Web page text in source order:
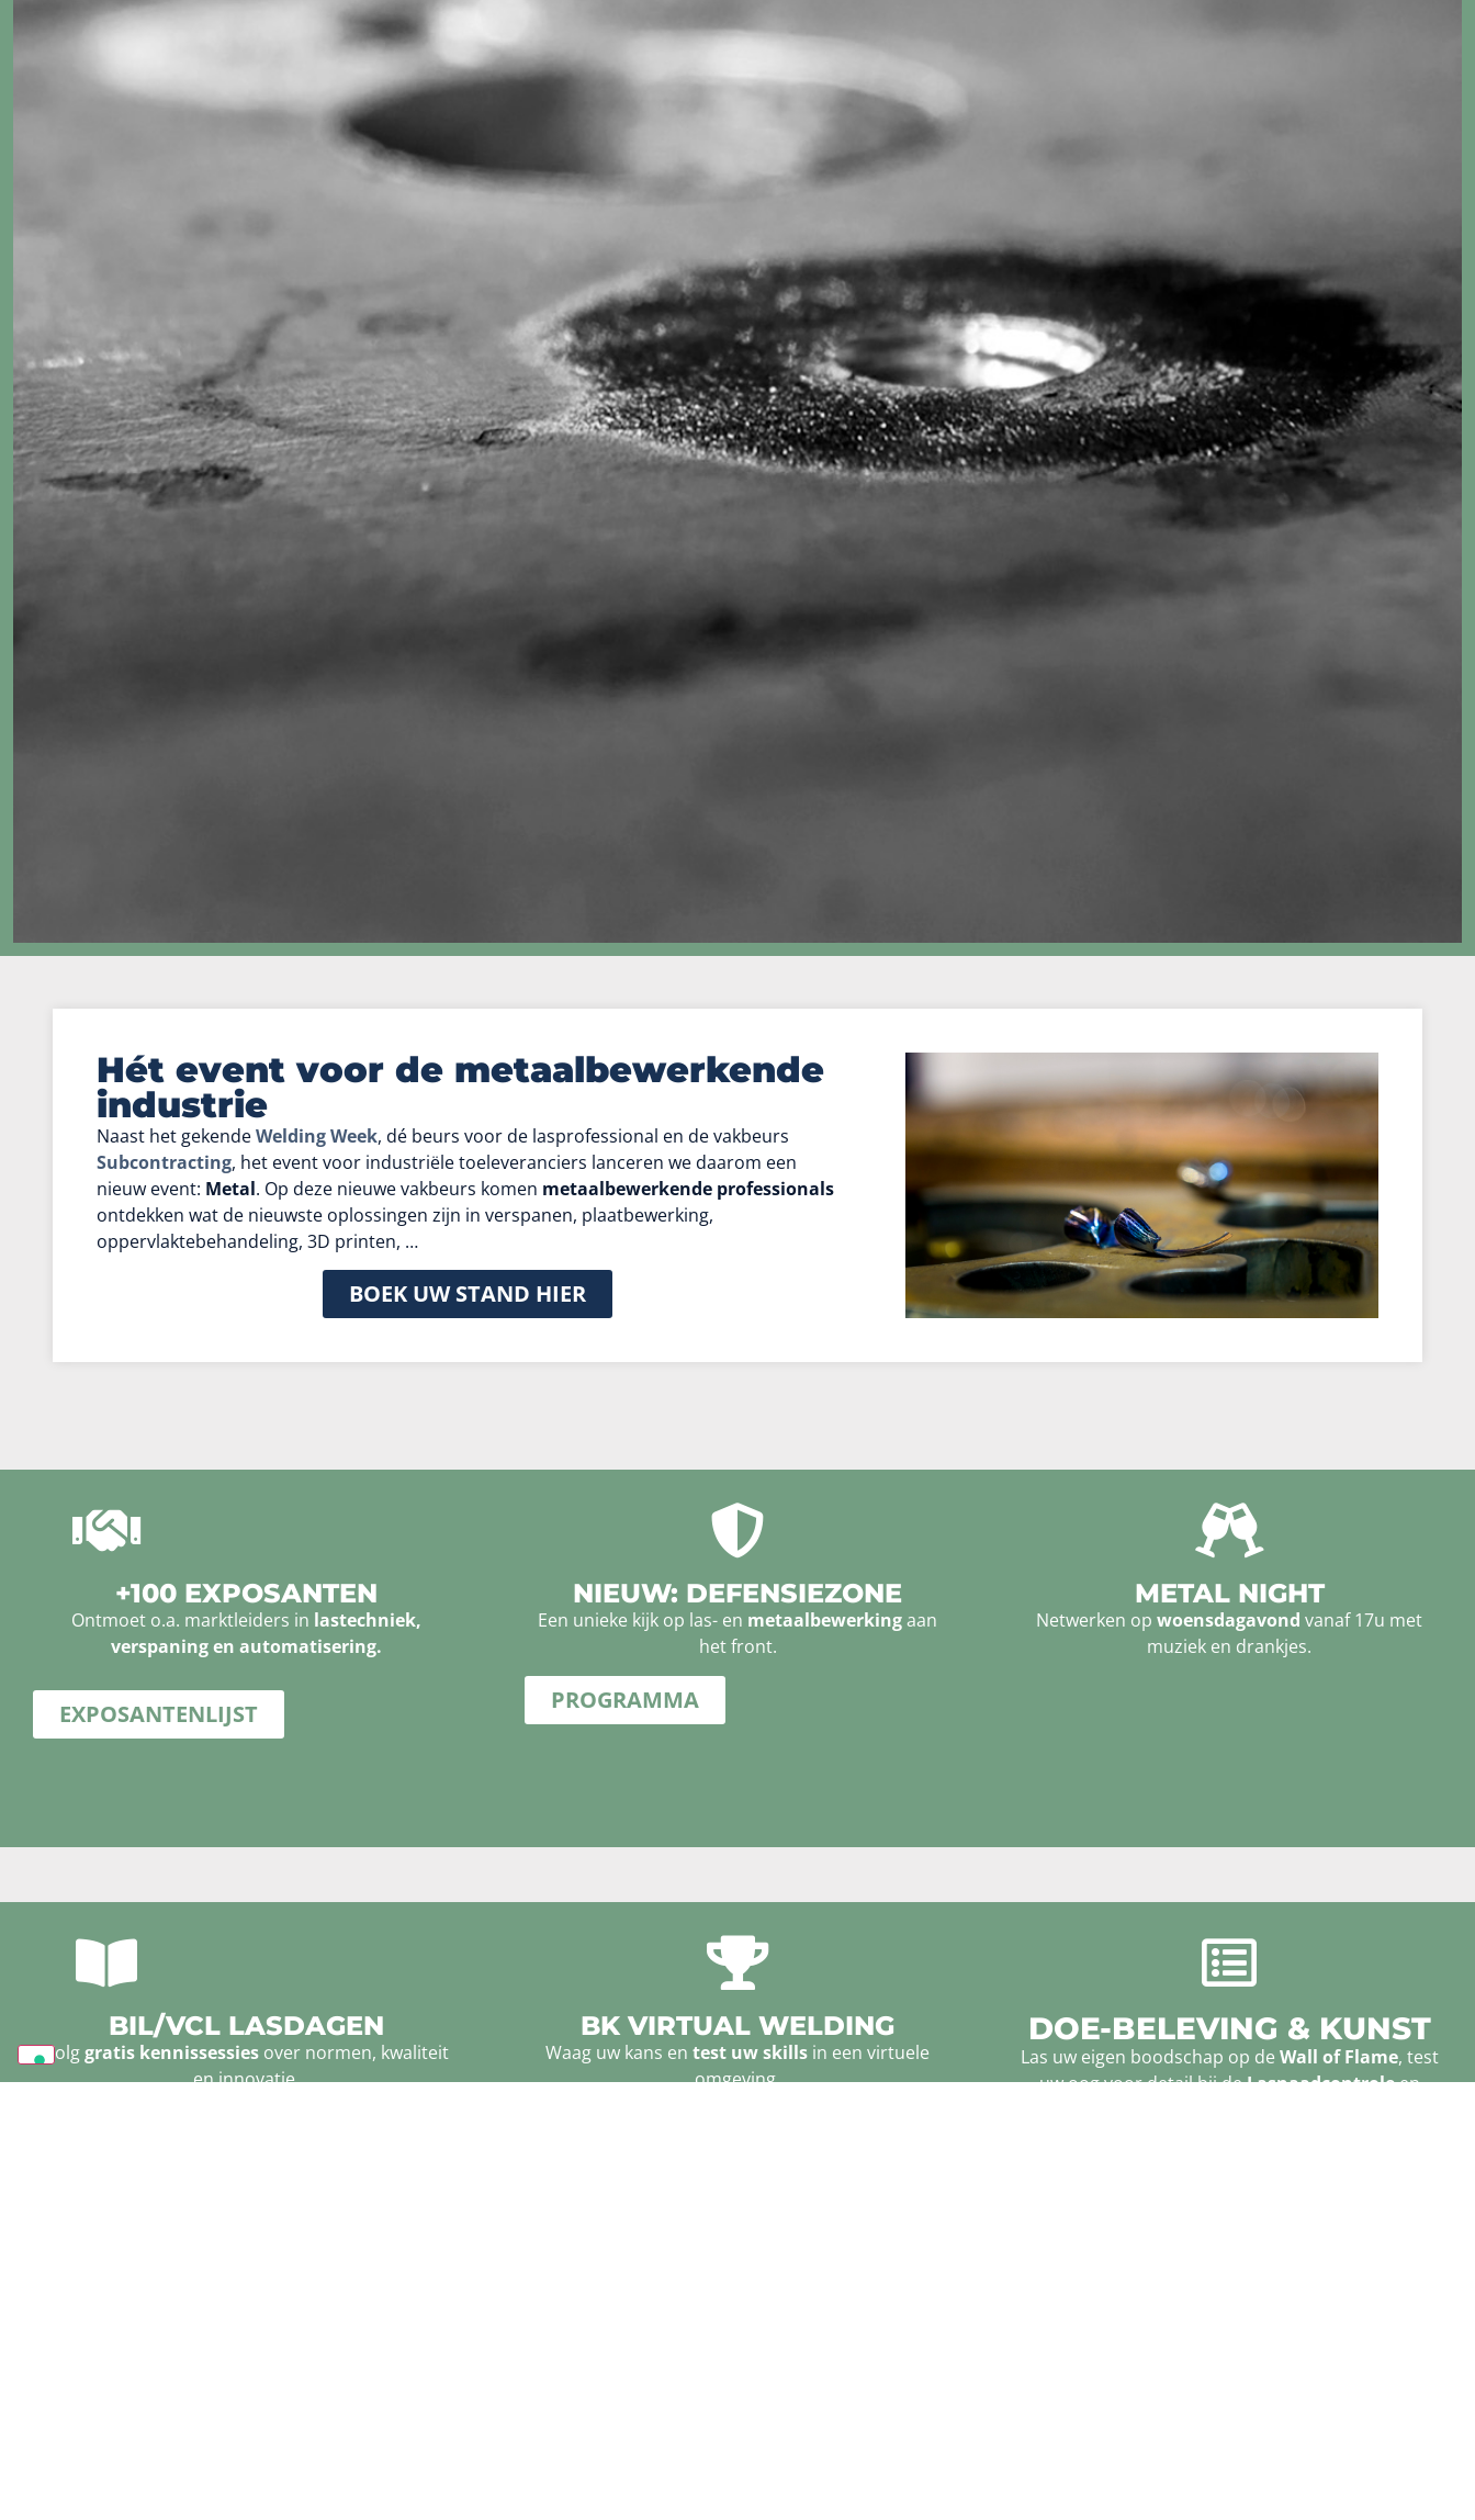
Hét event voor de metaalbewerkende
industrie
Naast het gekendeWelding Week, dé beurs voor de lasprofessional en de vakbeurs
Subcontracting, het event voor industriële toeleveranciers lanceren we daarom een
nieuw event: Metal. Op deze nieuwe vakbeurs komen metaalbewerkende professionals
ontdekken wat de nieuwste oplossingen zijn in verspanen, plaatbewerking,
oppervlaktebehandeling, 3D printen, …
BOEK UW STAND HIER
+100 EXPOSANTEN
Ontmoet o.a. marktleiders in lastechniek,
verspaning en automatisering.
EXPOSANTENLIJST
NIEUW: DEFENSIEZONE
Een unieke kijk op las- en metaalbewerkingaan
het front.
PROGRAMMA
METAL NIGHT
Netwerken op woensdagavond vanaf 17u met
muziek en drankjes.
BIL/VCL LASDAGEN
Volggratis kennissessiesover normen, kwaliteit
en innovatie.
BK VIRTUAL WELDING
Waag uw kans en test uw skills in een virtuele
omgeving.
DOE-BELEVING & KUNST
Las uw eigen boodschap op de Wall of Flame, test
uw oog voor detail bij deLasnaadcontroleen